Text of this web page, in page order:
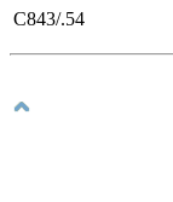
C843/.54